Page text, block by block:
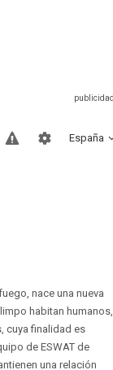
España
nace una nueva
habitan humanos,
cuya finalidad es
de ESWAT de
una relación